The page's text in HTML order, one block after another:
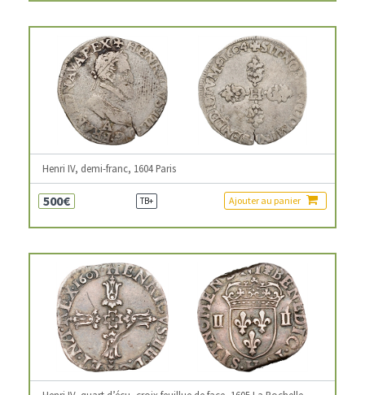
Henri IV, demi-franc, 1604 Paris
500€ TB+ Ajouter au panier